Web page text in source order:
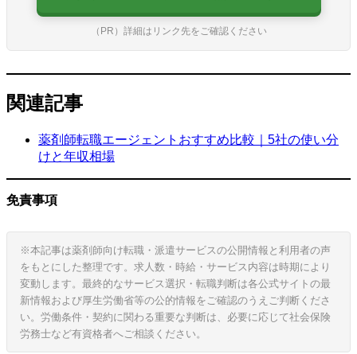
（PR）詳細はリンク先をご確認ください
関連記事
薬剤師転職エージェントおすすめ比較｜5社の使い分
けと年収相場
免責事項
※本記事は薬剤師向け転職・派遣サービスの公開情報と利用者の声
をもとにした整理です。求人数・時給・サービス内容は時期により
変動します。最終的なサービス選択・転職判断は各公式サイトの最
新情報および厚生労働省等の公的情報をご確認のうえご判断くださ
い。労働条件・契約に関わる重要な判断は、必要に応じて社会保険
労務士など有資格者へご相談ください。